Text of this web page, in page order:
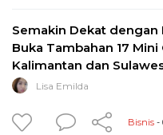
Semakin Dekat dengan
Buka Tambahan 17 Mini
Kalimantan dan
Lisa Emilda
Bisnis -